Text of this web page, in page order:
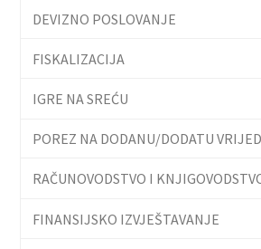
DEVIZNO POSLOVANJE
FISKALIZACIJA
IGRE NA SREĆU
POREZ NA DODANU/DODATU
RAČUNOVODSTVO I
FINANSIJSKO IZVJEŠTAVANJE